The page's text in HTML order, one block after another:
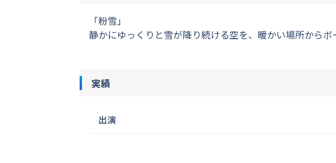
「粉雪」
静かにゆっくりと雪が降り続ける空を、暖かい場所からボ
実績
出演